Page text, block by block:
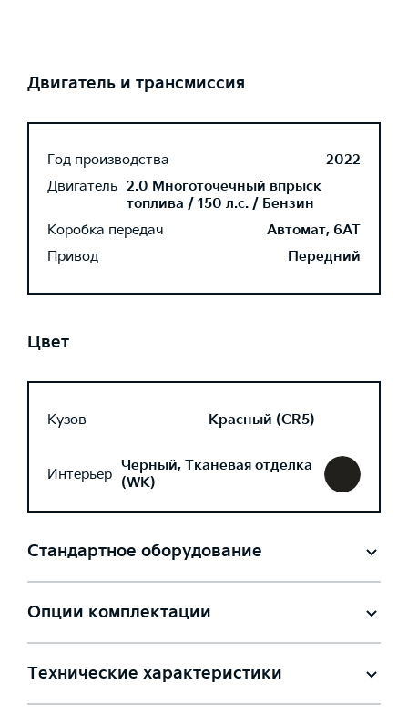
Двигатель и трансмиссия
Год производства
2022
Двигатель 2.0 Многоточечный впрыск
топлива / 150 л.с. / Бензин
Коробка передач
Автомат, 6AT
Привод
Передний
Цвет
Кузов Красный (CR5)
Интерьер Черный, Тканевая отделка
(WK)
Стандартное оборудование
Опции комплектации
Технические характеристики